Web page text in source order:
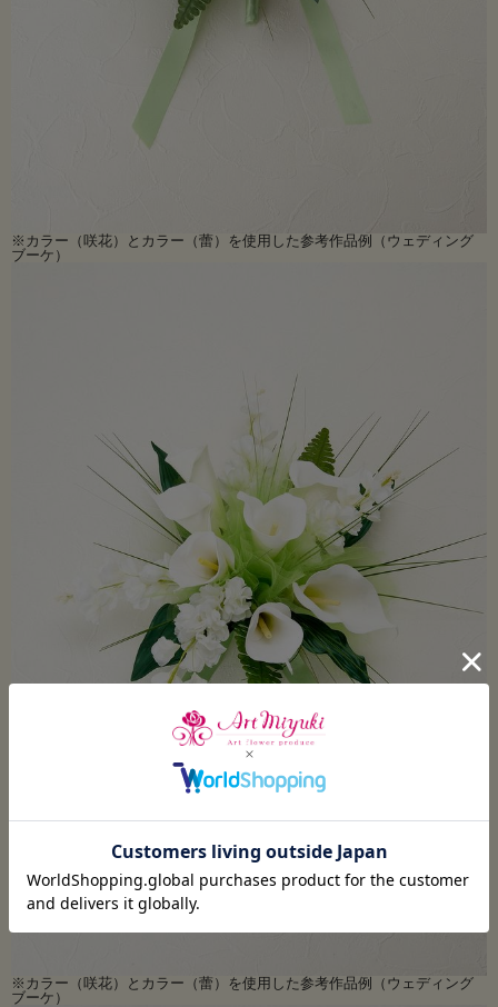
※カラー（咲花）とカラー（蕾）を使用した参考作品例（ウェディング
ブーケ）
※カラー（咲花）とカラー（蕾）を使用した参考作品例（ウェディング
ブーケ）